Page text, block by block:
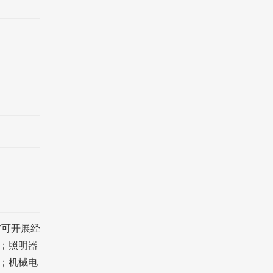
开展经
照明器
机械电